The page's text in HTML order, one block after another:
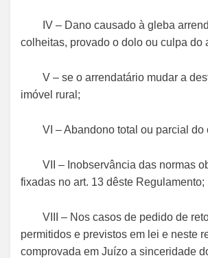
IV – Dano causado à gleba
colheitas, provado o dolo ou culpa do
V – se o arrendatário mudar a
imóvel rural;
VI – Abandono total ou parcial do
VII – Inobservância das normas
fixadas no art. 13 dêste Regulamento;
VIII – Nos casos de pedido de
permitidos e previstos em lei e neste
comprovada em Juízo a sinceridade